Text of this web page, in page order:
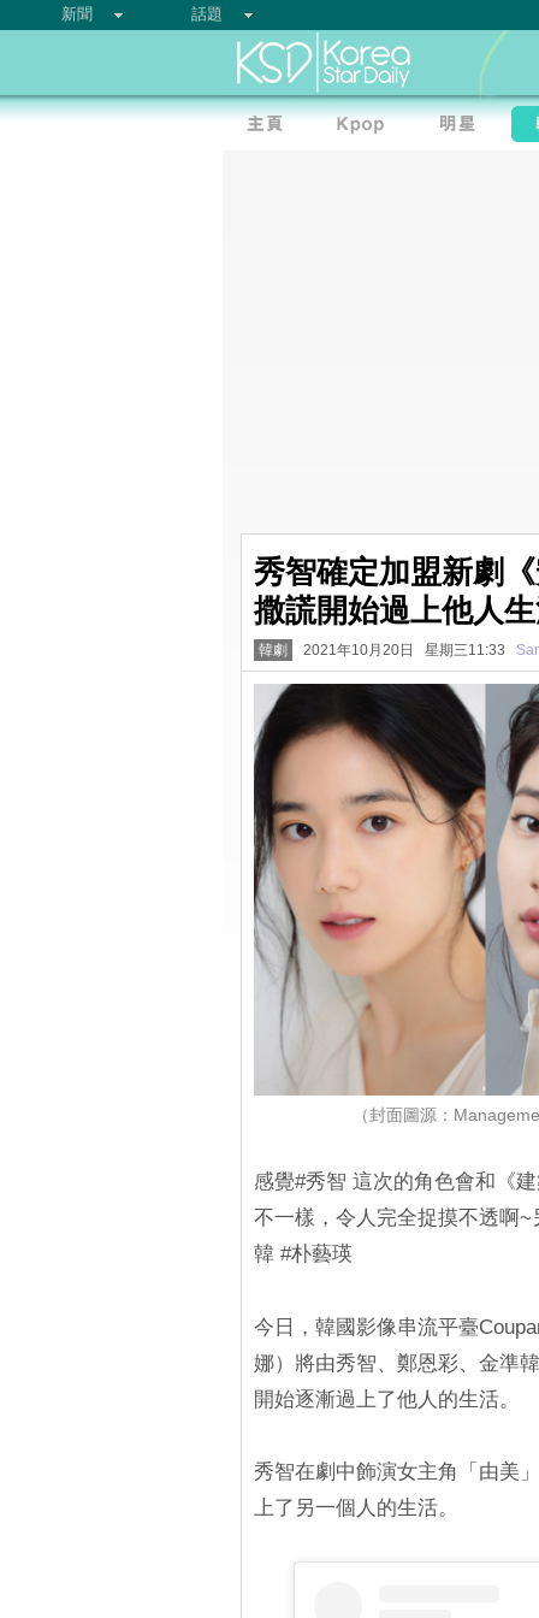
新聞 話題
秀智確定加盟新劇
撒謊開始過上他人
韓劇 2021年10月20日 星期三11:33
（封面圖源：
感覺#秀智 這次的角色會和《
不一樣，令人完全捉摸不透啊
韓 #朴藝瑛
今日，韓國影像串流平臺
娜）將由秀智、鄭恩彩、金準
開始逐漸過上了他人的生活。
秀智在劇中飾演女主角「由美
上了另一個人的生活。